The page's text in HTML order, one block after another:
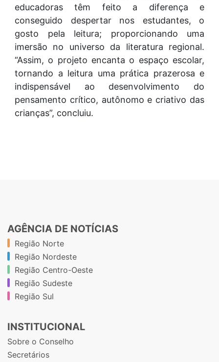
educadoras têm feito a diferença e
conseguido despertar nos estudantes, o
gosto pela leitura; proporcionando uma
imersão no universo da literatura regional.
“Assim, o projeto encanta o espaço escolar,
tornando a leitura uma prática prazerosa e
indispensável ao desenvolvimento do
pensamento crítico, autônomo e criativo das
crianças”, concluiu.
AGÊNCIA DE NOTÍCIAS
Região Norte
Região Nordeste
Região Centro-Oeste
Região Sudeste
Região Sul
INSTITUCIONAL
Sobre o Conselho
Secretários